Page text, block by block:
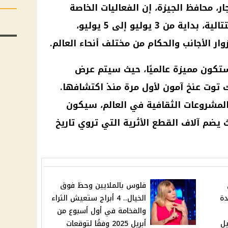
محافظ الجيزة، إن الفعاليات الخاصة
بالافتتاح ستستمر لمدة 3 أيام متتالية، بداية من 3 يوليو إلى 5 يوليو،
الأجانب والحكام من مختلف أنحاء العالم.
مميزة عالميًا، حيث سيتم عرض
توت عنخ آمون لأول مرة منذ اكتشافها.
الثقافية في العالم، سيكون
آلاف القطع الأثرية التي تروي تاريخ
فلوس بالملايين وحظ فوق
الخيال.. 4 أبراج ستعيش الثراء
والفخامة في أول أسبوع من
أبريل 2025 وفقًا لتوقعات